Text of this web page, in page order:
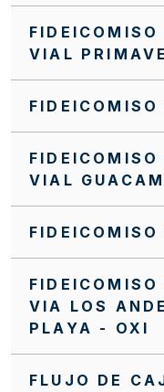
VIAL
VIAL
FIDEICOMISO
FIDEICOMISO
VIA LOS
PLAYA - OXI
FLUJO DE